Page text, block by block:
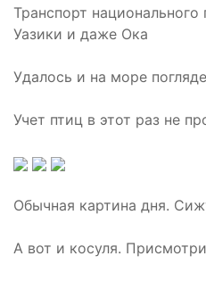
Транспорт
Уазики и даже Ока
Удалось и на море
Учет птиц в этот раз не
Обычная картина дня.
А вот и косуля.